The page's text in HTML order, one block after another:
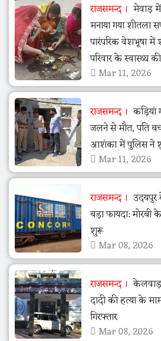
राजसमन्द
मेवाड़
मनाया गया शीतला
पारंपरिक वेशभूषा में
परिवार के स्वास्थ्य
Mar 11, 2026
राजसमन्द
कड़ियां
जलने से मौत, पति
आशंका में पुलिस ने
Mar 11, 2026
राजसमन्द
उदयपुर
बड़ा फायदा: मोरबी
शुरू
Mar 08, 2026
राजसमन्द
दादी की हत्या के
गिरफ्तार
Mar 08, 2026